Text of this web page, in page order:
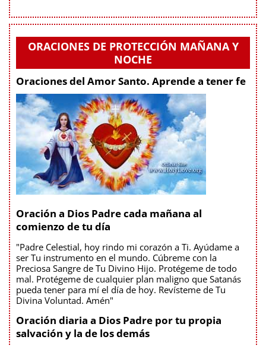
ORACIONES DE PROTECCIÓN MAÑANA Y
NOCHE
Oraciones del Amor Santo. Aprende a tener fe
Oración a Dios Padre cada mañana al
comienzo de tu día
"Padre Celestial, hoy rindo mi corazón a Ti. Ayúdame a
ser Tu instrumento en el mundo. Cúbreme con la
Preciosa Sangre de Tu Divino Hijo. Protégeme de todo
mal. Protégeme de cualquier plan maligno que Satanás
pueda tener para mí el día de hoy. Revísteme de Tu
Divina Voluntad. Amén"
Oración diaria a Dios Padre por tu propia
salvación y la de los demás